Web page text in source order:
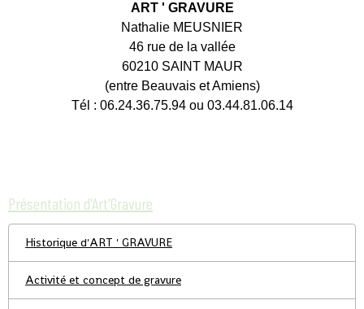
ART ' GRAVURE
Nathalie MEUSNIER
46 rue de la vallée
60210 SAINT MAUR
(entre Beauvais et Amiens)
Tél : 06.24.36.75.94 ou 03.44.81.06.14
Présentation d'Art'Gravure
Historique d'ART ' GRAVURE
Activité et concept de gravure